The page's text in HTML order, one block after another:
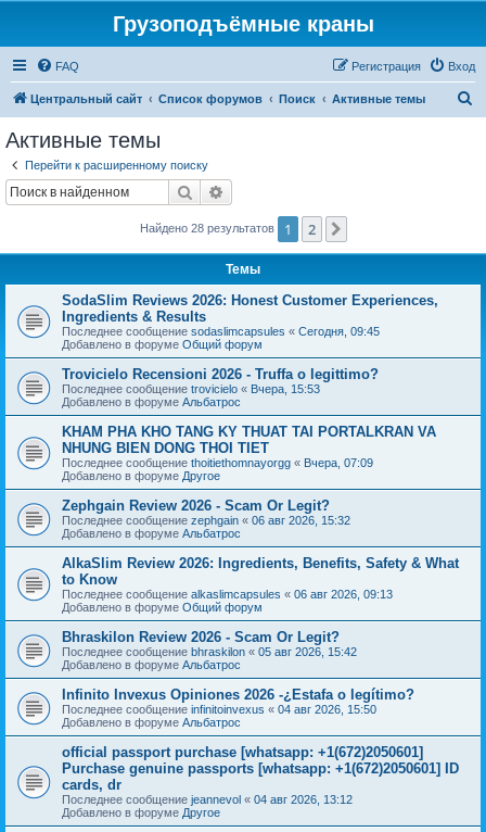
Грузоподъёмные краны
FAQ Вход
Регистрация
Центральный сайт Список форумов Поиск Активные темы
Активные темы
Перейти к расширенному поиску
Поиск
Найдено 28 результатов 1 2
Темы
SodaSlim Reviews 2026: Honest Customer Experiences,
Ingredients & Results
Последнее сообщение sodaslimcapsules « Сегодня, 09:45
Добавлено в форуме Общий форум
Trovicielo Recensioni 2026 - Truffa o legittimo?
Последнее сообщение trovicielo « Вчера, 15:53
Добавлено в форуме Альбатрос
KHAM PHA KHO TANG KY THUAT TAI PORTALKRAN VA
NHUNG BIEN DONG THOI TIET
Последнее сообщение thoitiethomnayorgg « Вчера, 07:09
Добавлено в форуме Другое
Zephgain Review 2026 - Scam Or Legit?
Последнее сообщение zephgain « 06 авг 2026, 15:32
Добавлено в форуме Альбатрос
AlkaSlim Review 2026: Ingredients, Benefits, Safety & What
to Know
Последнее сообщение alkaslimcapsules « 06 авг 2026, 09:13
Добавлено в форуме Общий форум
Bhraskilon Review 2026 - Scam Or Legit?
Последнее сообщение bhraskilon « 05 авг 2026, 15:42
Добавлено в форуме Альбатрос
Infinito Invexus Opiniones 2026 -¿Estafa o legítimo?
Последнее сообщение infinitoinvexus « 04 авг 2026, 15:50
Добавлено в форуме Альбатрос
official passport purchase [whatsapp: +1(672)2050601]
Purchase genuine passports [whatsapp: +1(672)2050601] ID
cards, dr
Последнее сообщение jeannevol « 04 авг 2026, 13:12
Добавлено в форуме Другое